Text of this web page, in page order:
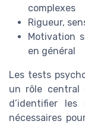
complexes
Rigueur,
Motivation
en général
Les tests
un rôle central
d’identifier
nécessaires